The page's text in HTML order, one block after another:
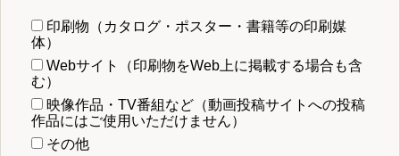
印刷物（カタログ・ポスター・書籍等の印刷媒
体）
Webサイト（印刷物をWeb上に掲載する場合も含
む）
映像作品・TV番組など（動画投稿サイトへの投稿
作品にはご使用いただけません）
その他